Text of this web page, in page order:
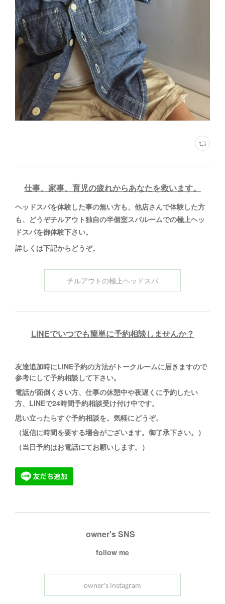
仕事、家事、育児の疲れからあなたを救います。
ヘッドスパを体験した事の無い方も、他店さんで体験した方
も、どうぞチルアウト独自の半個室スパルームでの極上ヘッ
ドスパを御体験下さい。
詳しくは下記からどうぞ。
チルアウトの極上ヘッドスパ
LINEでいつでも簡単に予約相談しませんか？
友達追加時にLINE予約の方法がトークルームに届きますので
参考にして予約相談して下さい。
電話が面倒くさい方、仕事の休憩中や夜遅くに予約したい
方、LINEで24時間予約相談受け付け中です。
思い立ったらすぐ予約相談を。 気軽にどうぞ。
（返信に時間を要する場合がございます。御了承下さい。）
（当日予約はお電話にてお願いします。）
owner's SNS
follow me
owner's instagram